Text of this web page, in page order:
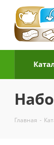
Главная -